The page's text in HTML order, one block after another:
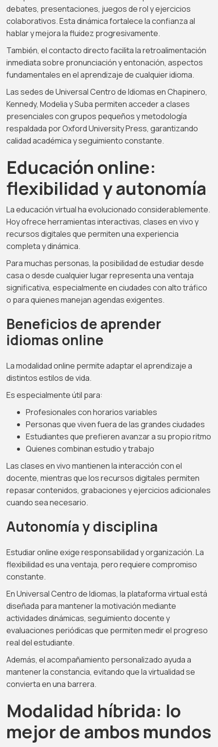
debates, presentaciones, juegos de rol y ejercicios
colaborativos. Esta dinámica fortalece la confianza al
hablar y mejora la fluidez progresivamente.
También, el contacto directo facilita la retroalimentación
inmediata sobre pronunciación y entonación, aspectos
fundamentales en el aprendizaje de cualquier idioma.
Las sedes de Universal Centro de Idiomas en Chapinero,
Kennedy, Modelia y Suba permiten acceder a clases
presenciales con grupos pequeños y metodología
respaldada por Oxford University Press, garantizando
calidad académica y seguimiento constante.
Educación online:
flexibilidad y autonomía
La educación virtual ha evolucionado considerablemente.
Hoy ofrece herramientas interactivas, clases en vivo y
recursos digitales que permiten una experiencia
completa y dinámica.
Para muchas personas, la posibilidad de estudiar desde
casa o desde cualquier lugar representa una ventaja
significativa, especialmente en ciudades con alto tráfico
o para quienes manejan agendas exigentes.
Beneficios de aprender
idiomas online
La modalidad online permite adaptar el aprendizaje a
distintos estilos de vida.
Es especialmente útil para:
Profesionales con horarios variables
Personas que viven fuera de las grandes ciudades
Estudiantes que prefieren avanzar a su propio ritmo
Quienes combinan estudio y trabajo
Las clases en vivo mantienen la interacción con el
docente, mientras que los recursos digitales permiten
repasar contenidos, grabaciones y ejercicios adicionales
cuando sea necesario.
Autonomía y disciplina
Estudiar online exige responsabilidad y organización. La
flexibilidad es una ventaja, pero requiere compromiso
constante.
En Universal Centro de Idiomas, la plataforma virtual está
diseñada para mantener la motivación mediante
actividades dinámicas, seguimiento docente y
evaluaciones periódicas que permiten medir el progreso
real del estudiante.
Además, el acompañamiento personalizado ayuda a
mantener la constancia, evitando que la virtualidad se
convierta en una barrera.
Modalidad híbrida: lo
mejor de ambos mundos